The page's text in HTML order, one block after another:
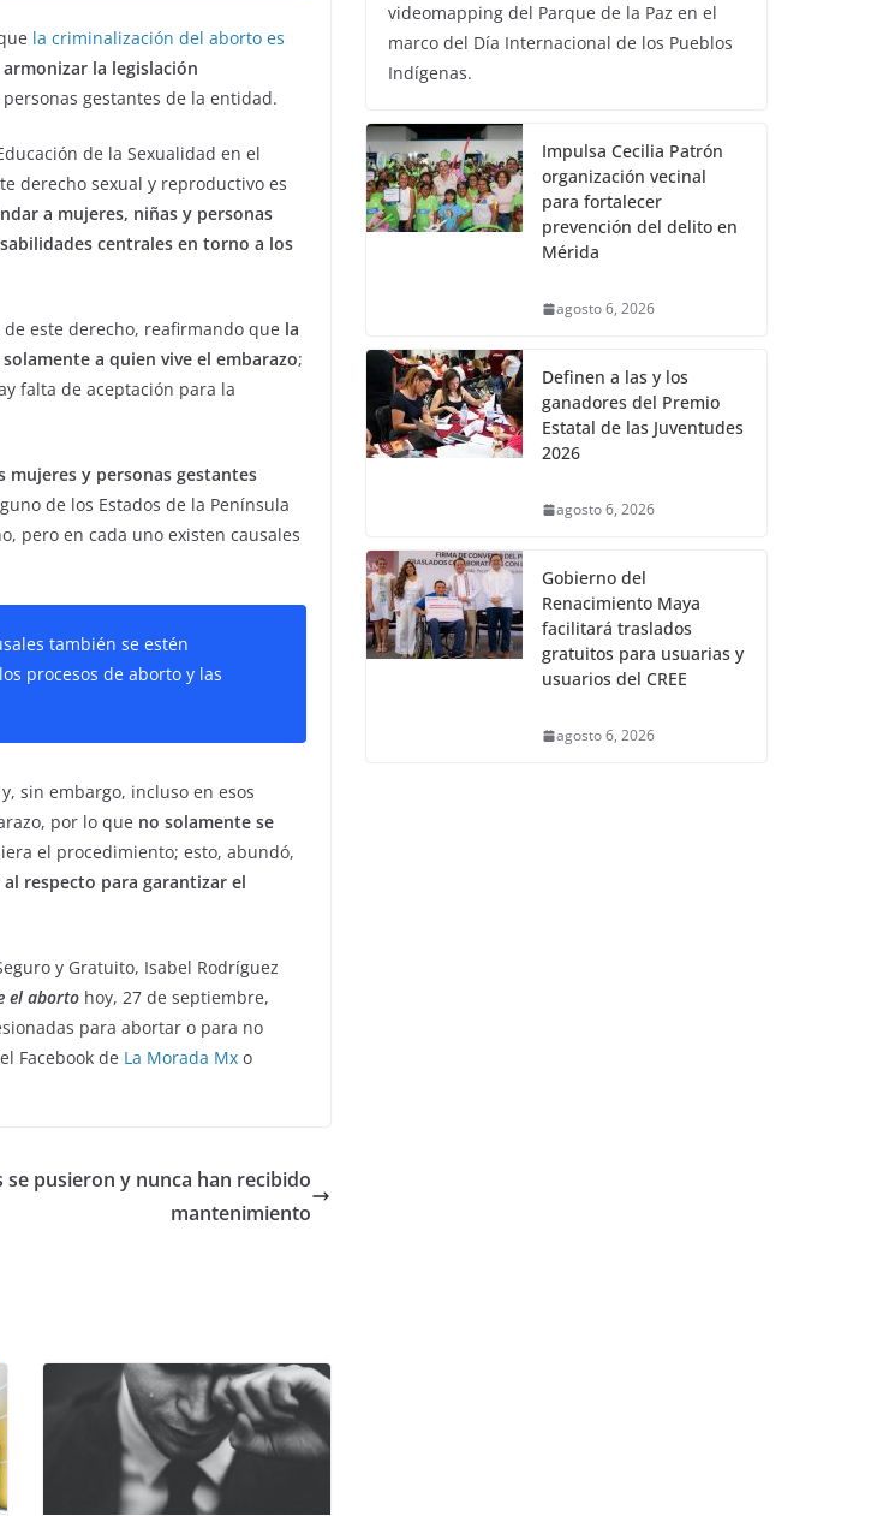
la criminalización del aborto es
la legislación
gestantes de la entidad.
de la Sexualidad en el
derecho sexual y reproductivo es
a mujeres, niñas y personas
centrales en torno a los
este derecho, reafirmando que la
a quien vive el embarazo;
falta de aceptación para la
mujeres y personas gestantes
de los Estados de la Península
pero en cada uno existen causales
también se estén
procesos de aborto y las
sin embargo, incluso en esos
por lo que no solamente se
el procedimiento; esto, abundó,
respecto para garantizar el
y Gratuito, Isabel Rodríguez
el aborto hoy, 27 de septiembre,
para abortar o para no
Facebook de La Morada Mx o
se pusieron y nunca han recibido
mantenimiento
videomapping del Parque de la Paz en el
marco del Día Internacional de los Pueblos
Indígenas.
Impulsa Cecilia Patrón
organización vecinal
para fortalecer
prevención del delito en
Mérida
agosto 6, 2026
Definen a las y los
ganadores del Premio
Estatal de las Juventudes
2026
agosto 6, 2026
Gobierno del
Renacimiento Maya
facilitará traslados
gratuitos para usuarias y
usuarios del CREE
agosto 6, 2026